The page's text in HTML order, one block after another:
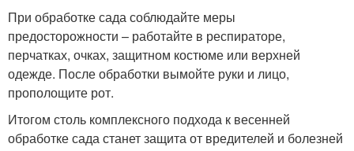
При обработке сада соблюдайте меры
предосторожности – работайте в респираторе,
перчатках, очках, защитном костюме или верхней
одежде. После обработки вымойте руки и лицо,
прополощите рот.
Итогом столь комплексного подхода к весенней
обработке сада станет защита от вредителей и болезней